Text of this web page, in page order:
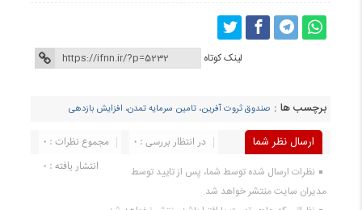
لینک کوتاه
برچسب ها : صندوق ثروت آفرین، تامین سرمایه تمدن، افزایش بازدهی
ارسال نظر شما مجموع نظرات : 0
در انتظار بررسی : 0
انتشار یافته : 0
نظرات ارسال شده توسط شما، پس از تایید توسط
مدیران سایت منتشر خواهد شد.